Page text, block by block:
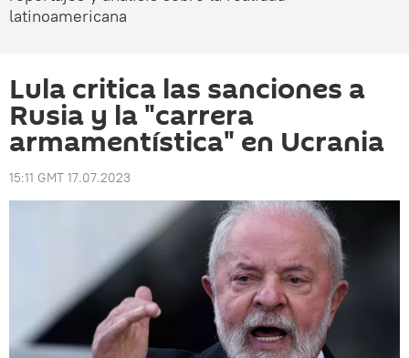
latinoamericana
Lula critica las sanciones a
Rusia y la "carrera
armamentística" en Ucrania
15:11 GMT 17.07.2023